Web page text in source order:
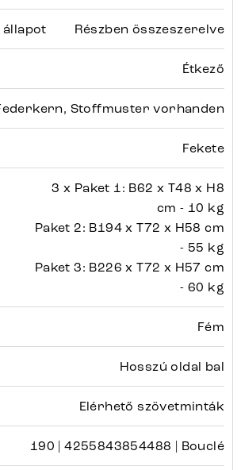
állapot Részben összeszerelve
Étkező
Stoffmuster vorhanden
Fekete
3 x Paket 1: B62 x T48 x H8
cm - 10 kg
Paket 2: B194 x T72 x H58 cm
- 55 kg
Paket 3: B226 x T72 x H57 cm
- 60 kg
Fém
Hosszú oldal bal
Elérhető szövetminták
190 | 4255843854488 | Bouclé